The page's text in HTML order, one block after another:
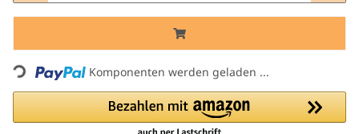
Loading... Komponenten werden geladen ...